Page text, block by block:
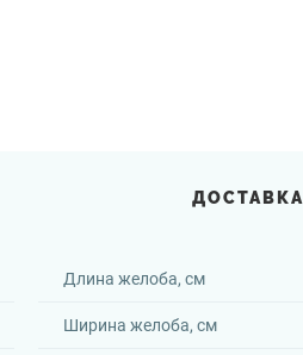
ДОСТАВКА
Длина желоба, см
Ширина желоба, см